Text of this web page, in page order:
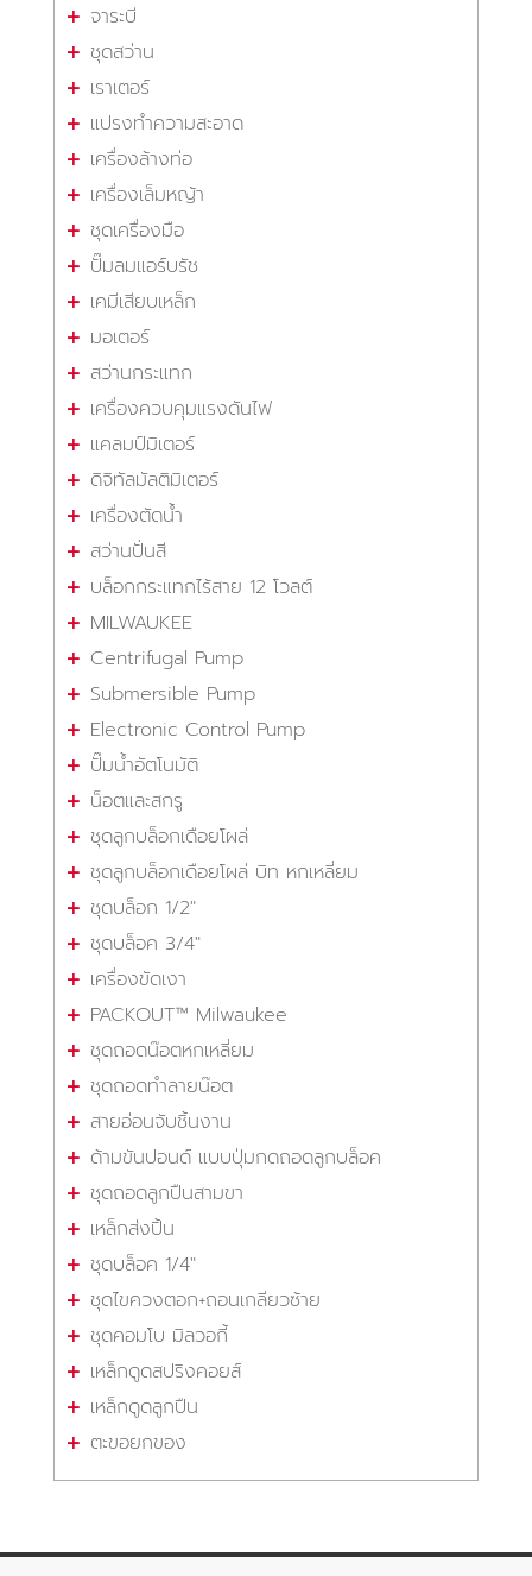
จาระบี
ชุดสว่าน
เราเตอร์
แปรงทำความสะอาด
เครื่องล้างท่อ
เครื่องเล็มหญ้า
ชุดเครื่องมือ
ปั๊มลมแอร์บรัช
เคมีเสียบเหล็ก
มอเตอร์
สว่านกระแทก
เครื่องควบคุมแรงดันไฟ
แคลมป์มิเตอร์
ดิจิทัลมัลติมิเตอร์
เครื่องตัดน้ำ
สว่านปั่นสี
บล็อกกระแทกไร้สาย 12 โวลต์
MILWAUKEE
Centrifugal Pump
Submersible Pump
Electronic Control Pump
ปั๊มน้ำอัตโนมัติ
น็อตและสกรู
ชุดลูกบล็อกเดือยโผล่
ชุดลูกบล็อกเดือยโผล่ บิท หกเหลี่ยม
ชุดบล็อก 1/2"
ชุดบล็อค 3/4"
เครื่องขัดเงา
PACKOUT™ Milwaukee
ชุดถอดน๊อตหกเหลี่ยม
ชุดถอดทำลายน๊อต
สายอ่อนจับชิ้นงาน
ด้ามขันปอนด์ แบบปุ่มกดถอดลูกบล็อค
ชุดถอดลูกปืนสามขา
เหล็กส่งปิ้น
ชุดบล็อค 1/4"
ชุดไขควงตอก+ถอนเกลียวซ้าย
ชุดคอมโบ มิลวอกี้
เหล็กดูดสปริงคอยส์
เหล็กดูดลูกปืน
ตะขอยกของ